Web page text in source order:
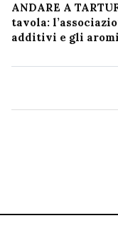
ANDARE A
tavola:
additivi e gli